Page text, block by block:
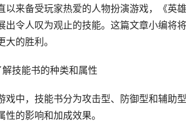
以来备受玩家热爱的人物扮演游戏，《英
出令人叹为观止的技能。这篇文章小编将
大的胜利。
解技能书的种类和属性
戏中，技能书分为攻击型、防御型和辅助
性的影响和加成效果。